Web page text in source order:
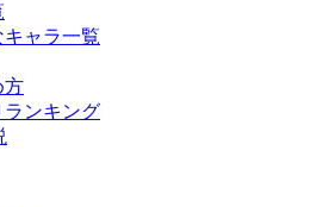
ャラ一覧
方
ンキング